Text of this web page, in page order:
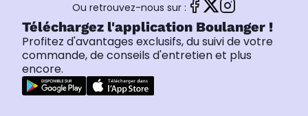
Ou retrouvez-nous sur :
Téléchargez l'application Boulanger !
Profitez d'avantages exclusifs, du suivi de votre
commande, de conseils d'entretien et plus
encore.